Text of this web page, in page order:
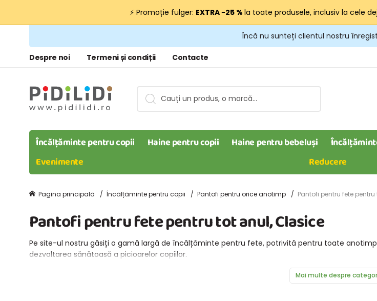
⚡ Promoție fulger: EXTRA −25 % la toate produsele, inclusiv la cele
Încă nu sunteți clientul nostru
Despre noi Termeni și condiții Contacte
Încălțăminte pentru copii Haine pentru copii Haine pentru bebeluși
Evenimente
Reducere
Pagina principală Încălțăminte pentru copii Pantofi pentru orice anotimp Pantofi pentru fete
Pantofi pentru fete pentru tot anul, Clasice
Pe site-ul nostru găsiți o gamă largă de încălțăminte pentru fete, potrivită pentru toate
dezvoltarea sănătoasă a picioarelor copiilor.
Mai multe despre